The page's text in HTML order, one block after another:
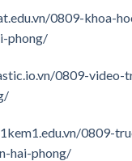
0809-khoa-
phong/
0809-video-
0809-
hai-phong/